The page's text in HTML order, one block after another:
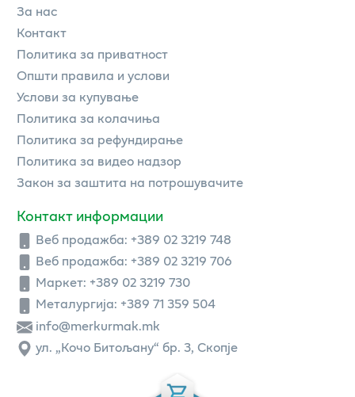
За нас
Контакт
Политика за приватност
Општи правила и услови
Услови за купување
Политика за колачиња
Политика за рефундирање
Политика за видео надзор
Закон за заштита на потрошувачите
Контакт информации
Веб продажба: +389 02 3219 748
Веб продажба: +389 02 3219 706
Маркет: +389 02 3219 730
Металургија: +389 71 359 504
info@merkurmak.mk
ул. „Кочо Битољану“ бр. 3, Скопје